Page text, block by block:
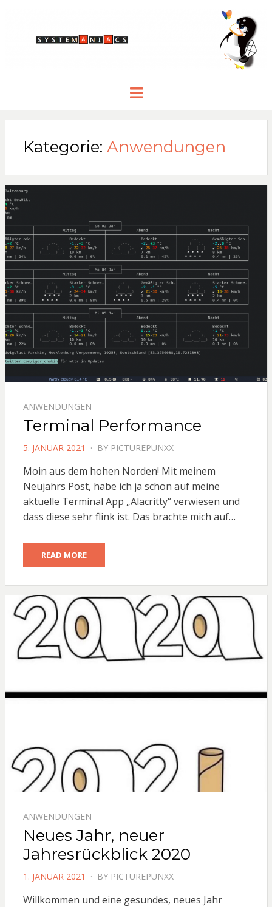
Menu
Kategorie: Anwendungen
ANWENDUNGEN
Terminal Performance
POSTED
5. JANUAR 2021 BY PICTUREPUNXX
Moin aus dem hohen Norden! Mit meinem
Neujahrs Post, habe ich ja schon auf meine
aktuelle Terminal App „Alacritty“ verwiesen und
dass diese sehr flink ist. Das brachte mich auf…
READ MORE
ANWENDUNGEN
Neues Jahr, neuer
Jahresrückblick 2020
POSTED
1. JANUAR 2021 BY PICTUREPUNXX
Willkommen und eine gesundes, neues Jahr